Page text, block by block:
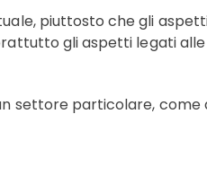
piuttosto che gli
gli aspetti legati
settore particolare, come